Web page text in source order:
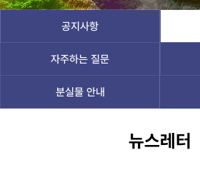
공지사항
자주하는 질문
분실물 안내
뉴스레터